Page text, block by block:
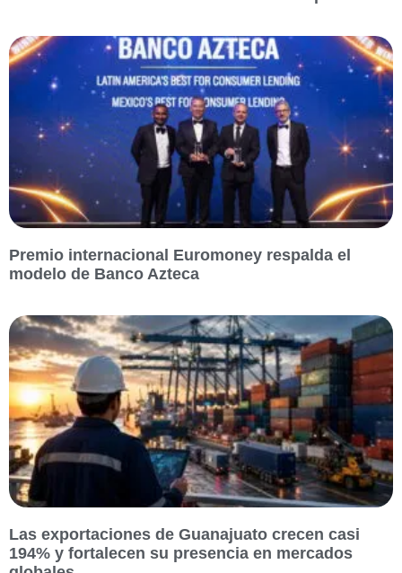
Premio internacional Euromoney respalda el
modelo de Banco Azteca
Las exportaciones de Guanajuato crecen casi
194% y fortalecen su presencia en mercados